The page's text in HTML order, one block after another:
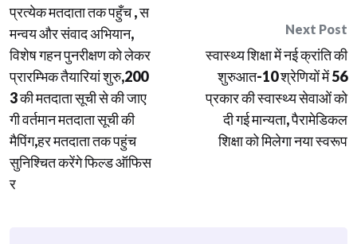
navigation
प्रत्येक मतदाता तक पहुँच , स
मन्वय और संवाद अभियान,
विशेष गहन पुनरीक्षण को लेकर
प्रारम्भिक तैयारियां शुरु,200
3 की मतदाता सूची से की जाए
गी वर्तमान मतदाता सूची की
मैपिंग,हर मतदाता तक पहुंच
सुनिश्चित करेंगे फिल्ड ऑफिस
र
Next Post
स्वास्थ्य शिक्षा में नई क्रांति की
शुरुआत-10 श्रेणियों में 56
प्रकार की स्वास्थ्य सेवाओं को
दी गई मान्यता, पैरामेडिकल
शिक्षा को मिलेगा नया स्वरूप